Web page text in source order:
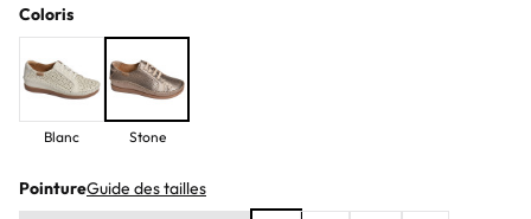
Coloris
Blanc Stone
PointureGuide des tailles